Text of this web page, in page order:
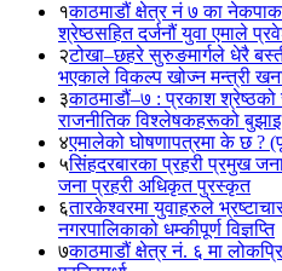
१काठमाडौं क्षेत्र नं ७ का
श्रेष्ठसहित दर्जनौं युवा एमाले
२टोखा–छहरे सुरुङमार्गले धेरै
भएकाले विकल्प खोज्न मन्त्री
३काठमाडौं–७ : प्रकाश
राजनीतिक विश्लेषकहरूको बुझाइ
४एमालेको घोषणापत्रमा के छ ?
५सिंहदरबारका प्रहरी प्रमुख
जना प्रहरी अधिकृत पुरस्कृत
६तारकेश्वरमा युवाहरुले
नगरपालिकाको धम्कीपूर्ण विज्ञप्ति
७काठमाडौं क्षेत्र नं. ६ मा